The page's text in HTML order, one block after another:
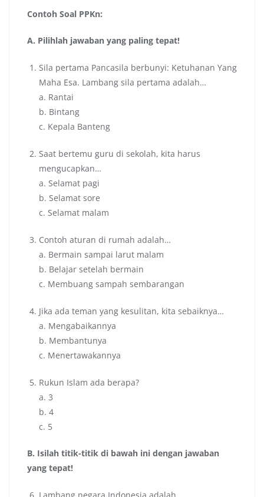
Contoh Soal PPKn:
A. Pilihlah jawaban yang paling tepat!
Sila pertama Pancasila berbunyi: Ketuhanan Yang
Maha Esa. Lambang sila pertama adalah…
a. Rantai
b. Bintang
c. Kepala Banteng
Saat bertemu guru di sekolah, kita harus
mengucapkan…
a. Selamat pagi
b. Selamat sore
c. Selamat malam
Contoh aturan di rumah adalah…
a. Bermain sampai larut malam
b. Belajar setelah bermain
c. Membuang sampah sembarangan
Jika ada teman yang kesulitan, kita sebaiknya…
a. Mengabaikannya
b. Membantunya
c. Menertawakannya
Rukun Islam ada berapa?
a. 3
b. 4
c. 5
B. Isilah titik-titik di bawah ini dengan jawaban
yang tepat!